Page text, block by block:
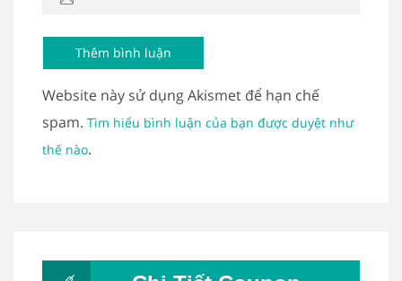
Website này sử dụng Akismet để hạn chế
spam. Tìm hiểu bình luận của bạn được duyệt như
thế nào.